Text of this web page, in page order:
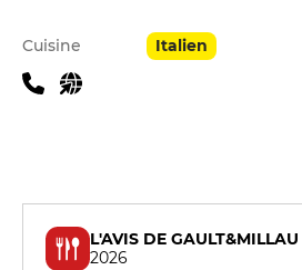
Infos pratiques
Cuisine Italien
L'AVIS DE GAULT&MILLAU
2026